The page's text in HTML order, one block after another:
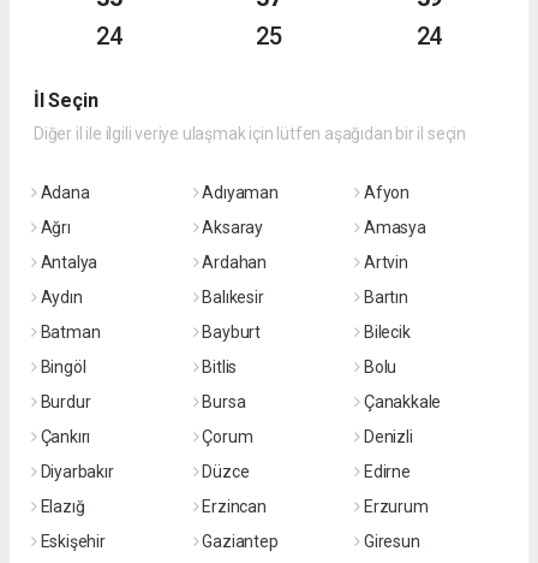
24
25
24
İl Seçin
Diğer il ile ilgili veriye ulaşmak için lütfen aşağıdan bir il seçin
Adana Adıyaman
Afyon
Ağrı
Aksaray
Amasya
Antalya
Ardahan
Artvin
Aydın
Balıkesir
Bartın
Batman
Bayburt
Bilecik
Bingöl
Bitlis
Bolu
Burdur
Bursa
Çanakkale
Çankırı
Çorum
Denizli
Diyarbakır
Düzce
Edirne
Elazığ
Erzincan
Erzurum
Eskişehir
Gaziantep
Giresun